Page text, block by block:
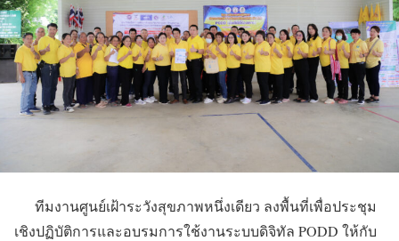
ทีมงานศูนย์เฝ้าระวังสุขภาพหนึ่งเดียว ลงพื้นที่เพื่อประชุม
เชิงปฏิบัติการและอบรมการใช้งานระบบดิจิทัล PODD ให้กับ